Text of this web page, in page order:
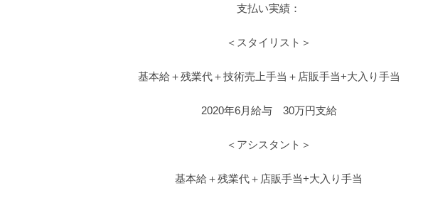
支払い実績：
＜スタイリスト＞
基本給＋残業代＋技術売上手当＋店販手当+大入り手当
2020年6月給与 30万円支給
＜アシスタント＞
基本給＋残業代＋店販手当+大入り手当